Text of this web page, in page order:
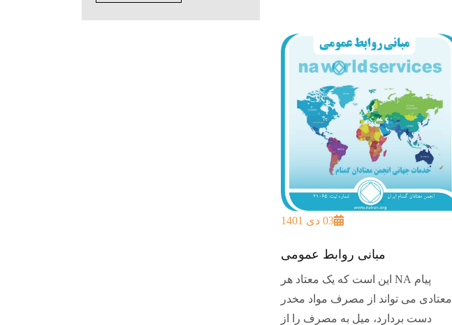
03 دی 1401
مبانی روابط عمومی
پیام NA این است که یک معتاد هر
معتادی می تواند از مصرف مواد مخدر
دست بردارد، میل به مصرف را از